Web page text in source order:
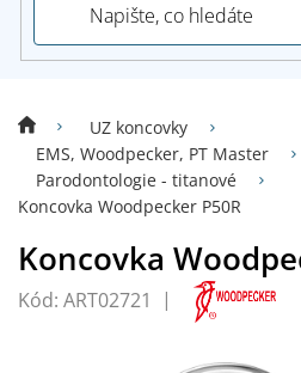
UZ koncovky
EMS, Woodpecker, PT Master
Parodontologie - titanové
Koncovka Woodpecker P50R
Koncovka
Kód: ART02721